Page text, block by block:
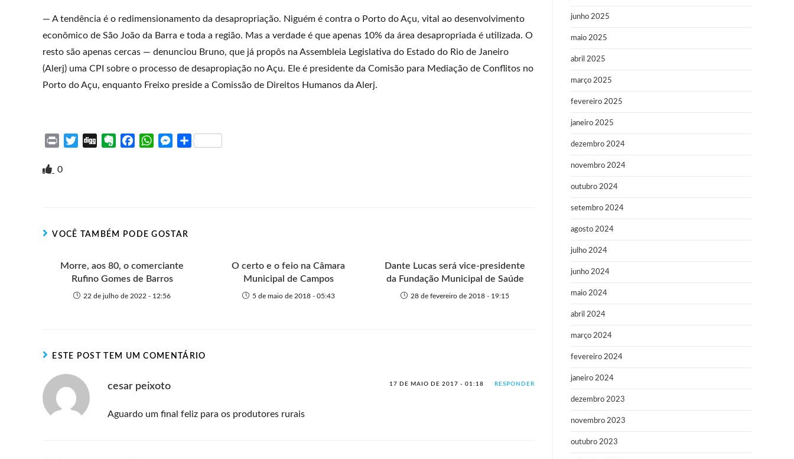
— A tendência é o redimensionamento da desapropriação. Niguém é contra o Porto do Açu, vital ao desenvolvimento
econômico de São João da Barra e toda a região. Mas a verdade é que apenas 10% da área desapropriada é utilizada. O
resto são apenas cercas — denunciou Bruno, que já propôs na Assembleia Legislativa do Estado do Rio de Janeiro
(Alerj) uma CPI sobre o processo de desapropiação no Açu. Ele é presidente da Comisão para Mediação de Conflitos no
Porto do Açu, enquanto Freixo preside a Comissão de Direitos Humanos da Alerj.
i
e
k
W
p
M
e
S
0
VOCÊ TAMBÉM PODE GOSTAR
Morre, aos 80, o comerciante
Rufino Gomes de Barros
22 de julho de 2022 - 12:56
O certo e o feio na Câmara
Municipal de Campos
5 de maio de 2018 - 05:43
Dante Lucas será vice-presidente
da Fundação Municipal de Saúde
28 de fevereiro de 2018 - 19:15
ESTE POST TEM UM COMENTÁRIO
cesar peixoto 17 DE MAIO DE 2017 - 01:18 RESPONDER
Aguardo um final feliz para os produtores rurais
junho 2025
maio 2025
abril 2025
março 2025
fevereiro 2025
janeiro 2025
dezembro 2024
novembro 2024
outubro 2024
setembro 2024
agosto 2024
julho 2024
junho 2024
maio 2024
abril 2024
março 2024
fevereiro 2024
janeiro 2024
dezembro 2023
novembro 2023
outubro 2023